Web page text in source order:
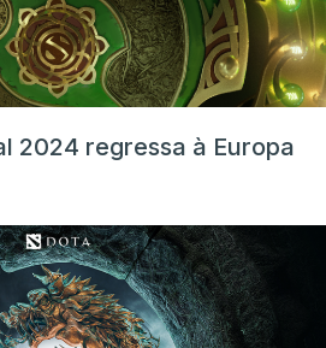
2024 regressa à Europa